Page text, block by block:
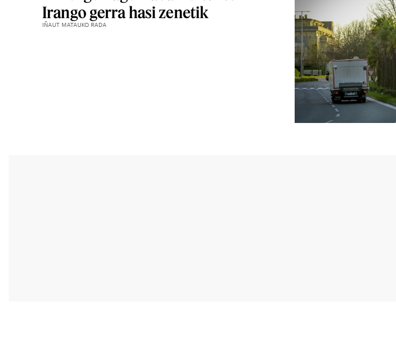
Irango gerra hasi zenetik
IÑAUT MATAUKO RADA